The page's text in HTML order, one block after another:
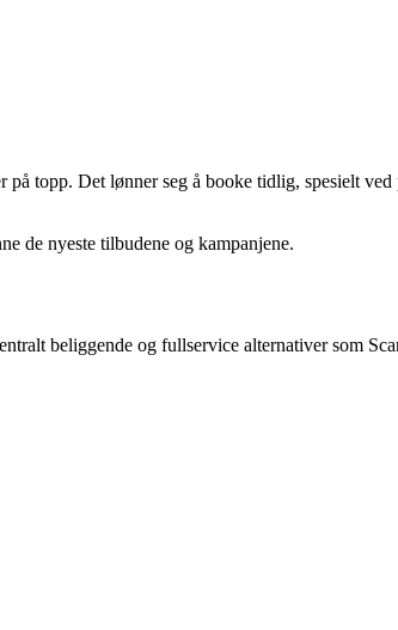
på topp. Det lønner seg å booke tidlig, spesielt
de nyeste tilbudene og kampanjene.
beliggende og fullservice alternativer som